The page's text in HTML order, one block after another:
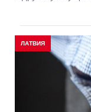
ЛАТВИЯ